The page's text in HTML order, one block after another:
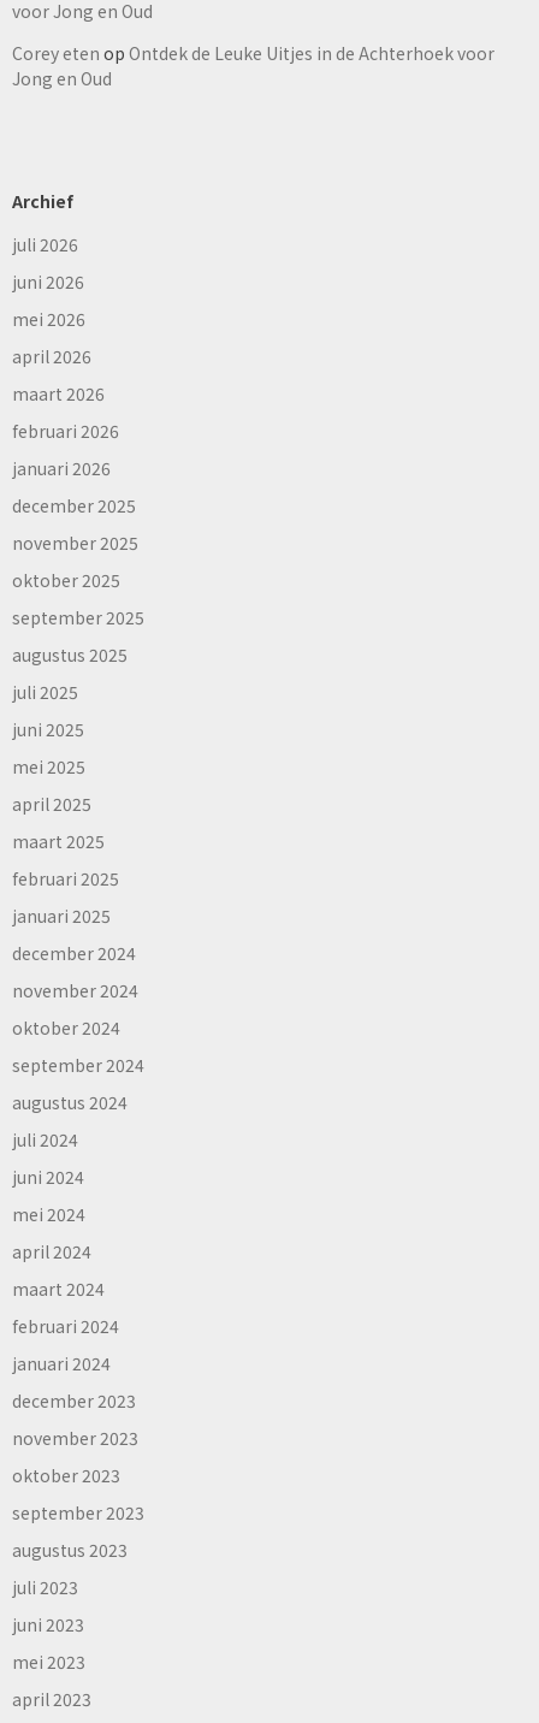
voor Jong en Oud
Corey eten op Ontdek de Leuke Uitjes in de Achterhoek voor
Jong en Oud
Archief
juli 2026
juni 2026
mei 2026
april 2026
maart 2026
februari 2026
januari 2026
december 2025
november 2025
oktober 2025
september 2025
augustus 2025
juli 2025
juni 2025
mei 2025
april 2025
maart 2025
februari 2025
januari 2025
december 2024
november 2024
oktober 2024
september 2024
augustus 2024
juli 2024
juni 2024
mei 2024
april 2024
maart 2024
februari 2024
januari 2024
december 2023
november 2023
oktober 2023
september 2023
augustus 2023
juli 2023
juni 2023
mei 2023
april 2023